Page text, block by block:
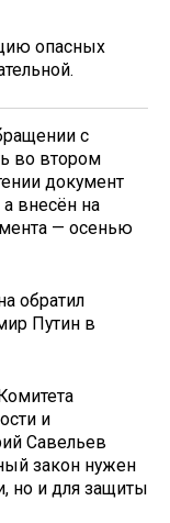
опасных
с
во втором
документ
внесён на
— осенью
обратил
Путин в
и
Савельев
закон нужен
но и для защиты